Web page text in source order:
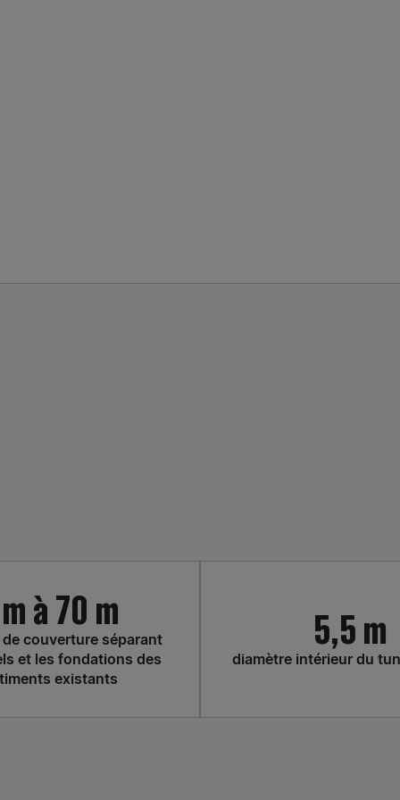
à 70 m
couverture séparant
et les fondations des
existants
5,5 m
diamètre intérieur du